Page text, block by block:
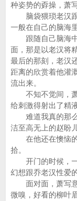
种姿势的孬操，萧
脑袋猥琐老汉跟
一般在自己的脑海
跟随自己脑海中
面，那是以老汉将
最后的那刻，老汉
距离的欣赏着他灌
流出来。
不知不觉间，萧
给刺激得射出了精
难道我真的那么
洁至高无上的赵盼
在他还在懊恼的
拾。
开门的时候，一
幻想跟乔老汉性爱
面对面，萧写意
微嗅，好看的柳叶